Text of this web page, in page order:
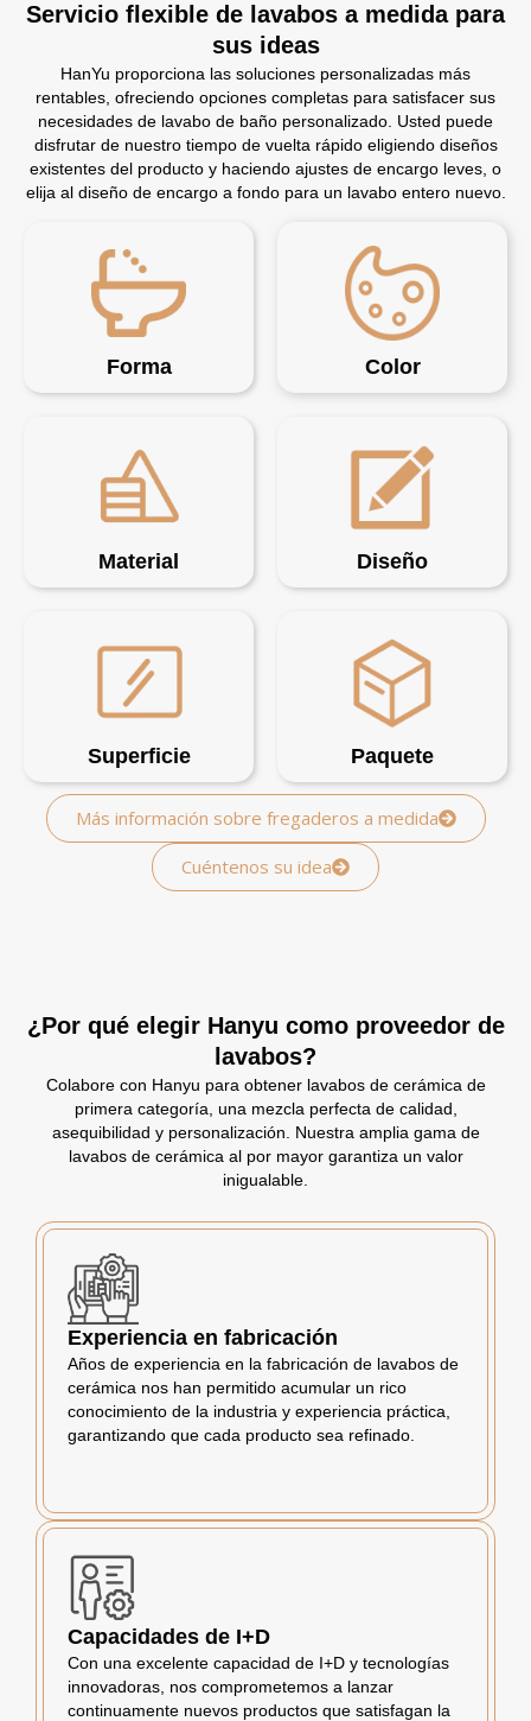
Servicio flexible de lavabos a medida para
sus ideas
HanYu proporciona las soluciones personalizadas más
rentables, ofreciendo opciones completas para satisfacer sus
necesidades de lavabo de baño personalizado. Usted puede
disfrutar de nuestro tiempo de vuelta rápido eligiendo diseños
existentes del producto y haciendo ajustes de encargo leves, o
elija al diseño de encargo a fondo para un lavabo entero nuevo.
Forma Color
Material Diseño
Superficie Paquete
Más información sobre fregaderos a medida
Cuéntenos su idea
¿Por qué elegir Hanyu como proveedor de
lavabos?
Colabore con Hanyu para obtener lavabos de cerámica de
primera categoría, una mezcla perfecta de calidad,
asequibilidad y personalización. Nuestra amplia gama de
lavabos de cerámica al por mayor garantiza un valor
inigualable.
Experiencia en fabricación
Años de experiencia en la fabricación de lavabos de
cerámica nos han permitido acumular un rico
conocimiento de la industria y experiencia práctica,
garantizando que cada producto sea refinado.
Capacidades de I+D
Con una excelente capacidad de I+D y tecnologías
innovadoras, nos comprometemos a lanzar
continuamente nuevos productos que satisfagan la